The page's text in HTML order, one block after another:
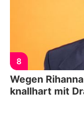
8
Wegen
knallhart mit